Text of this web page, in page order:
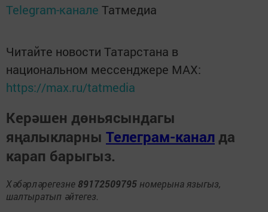
Telegram-канале Татмедиа
Читайте новости Татарстана в
национальном мессенджере MАХ:
https://max.ru/tatmedia
Керәшен дөньясындагы
яңалыкларны Телеграм-канал да
карап барыгыз.
Хәбәрләрегезне 89172509795 номерына языгыз,
шалтыратып әйтегез.